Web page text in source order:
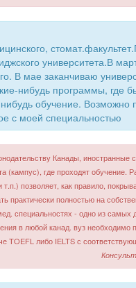
университета.В
В мае заканчиваю
нибудь программы,
обучение.
с моей специальностью
Канады, иностранные
(кампус), где проходят обучение.
т.п.) позволяет, как правило,
практически полностью на
специальностях - одно из самых
в любой канад. вуз необходимо
TOEFL либо IELTS с